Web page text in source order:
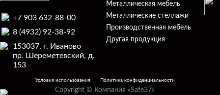
+7 903 632-88-00
8 (4932) 92-38-92
153037, г. Иваново
пр. Шереметевский, д.
153
Металлическая мебель
Металлические стеллажи
Производственная мебель
Другая продукция
Условия использования Политика конфиденциальности
Copyright © Компания «Safe37»